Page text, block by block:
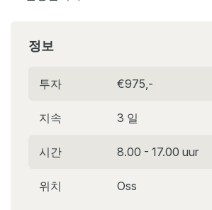
정보
투자 €975,-
지속 3 일
시간 8.00 - 17.00 uur
위치 Oss